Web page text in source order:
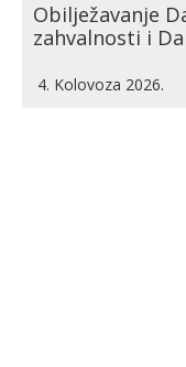
Obilježavanje
zahvalnosti i
4. Kolovoza 2026.